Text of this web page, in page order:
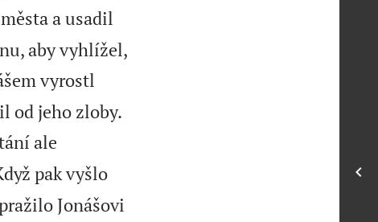
a usadil
aby vyhlížel,
vyrostl
od jeho zloby.
ale
pak vyšlo
Jonášovi